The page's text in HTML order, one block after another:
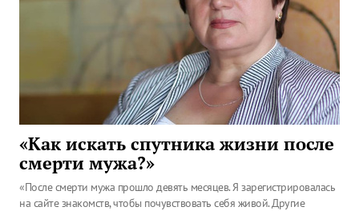
«Как искать спутника жизни после
смерти мужа?»
«После смерти мужа прошло девять месяцев. Я зарегистрировалась
на сайте знакомств, чтобы почувствовать себя живой. Другие